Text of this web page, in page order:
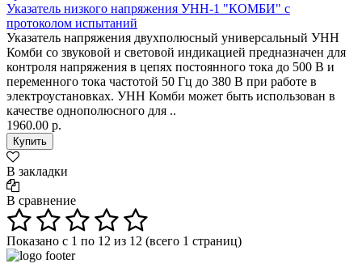
Указатель низкого напряжения УНН-1 "КОМБИ" с
протоколом испытаний
Указатель напряжения двухполюсный универсальный УНН
Комби со звуковой и световой индикацией предназначен для
контроля напряжения в цепях постоянного тока до 500 В и
переменного тока частотой 50 Гц до 380 В при работе в
электроустановках. УНН Комби может быть использован в
качестве однополюсного для ..
1960.00 р.
В закладки
В сравнение
Показано с 1 по 12 из 12 (всего 1 страниц)